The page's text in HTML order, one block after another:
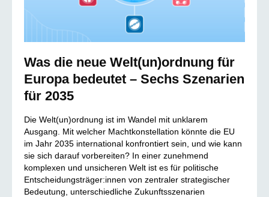
Was die neue Welt(un)ordnung für
Europa bedeutet – Sechs Szenarien
für 2035
Die Welt(un)ordnung ist im Wandel mit unklarem
Ausgang. Mit welcher Machtkonstellation könnte die EU
im Jahr 2035 international konfrontiert sein, und wie kann
sie sich darauf vorbereiten? In einer zunehmend
komplexen und unsicheren Welt ist es für politische
Entscheidungsträger:innen von zentraler strategischer
Bedeutung, unterschiedliche Zukunftsszenarien